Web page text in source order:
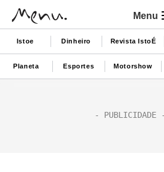
Menu
Istoe Dinheiro Revista IstoÉ
Planeta Esportes Motorshow